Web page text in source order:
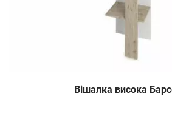
Вішалка висока